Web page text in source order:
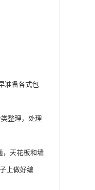
准备各式包
整理，处理
，天花板和墙
上做好编